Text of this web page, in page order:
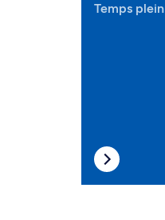
Temps plein